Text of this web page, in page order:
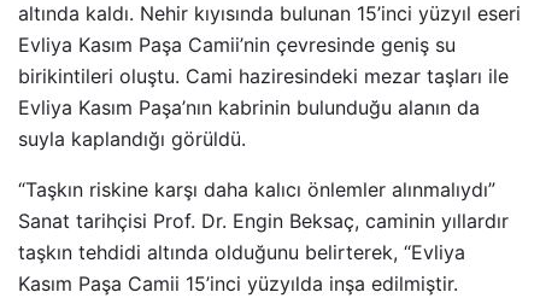
altında kaldı. Nehir kıyısında bulunan 15’inci yüzyıl eseri
Evliya Kasım Paşa Camii’nin çevresinde geniş su
birikintileri oluştu. Cami haziresindeki mezar taşları ile
Evliya Kasım Paşa’nın kabrinin bulunduğu alanın da
suyla kaplandığı görüldü.
“Taşkın riskine karşı daha kalıcı önlemler alınmalıydı”
Sanat tarihçisi Prof. Dr. Engin Beksaç, caminin yıllardır
taşkın tehdidi altında olduğunu belirterek, “Evliya
Kasım Paşa Camii 15’inci yüzyılda inşa edilmiştir.